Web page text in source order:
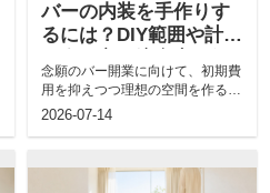
バーの内装を手作りす
るには？DIY範囲や計画
説
念願のバー開業に向けて、初期費
用を抑えつつ理想の空間を作るた
めに内装のDIYを検討していませ
2026-07-14